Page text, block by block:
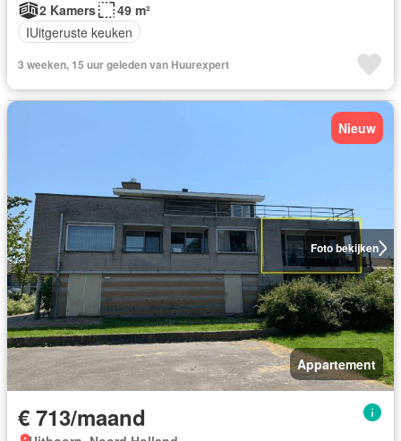
2 Kamers
49 m²
IUitgeruste keuken
3 weeken, 15 uur geleden van Huurexpert
Foto bekijken
Nieuw
Appartement
€ 713/maand